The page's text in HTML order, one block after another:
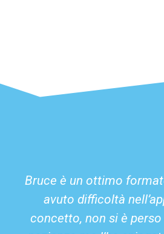
Bruce è un ottimo
avuto difficoltà
concetto, non si è perso